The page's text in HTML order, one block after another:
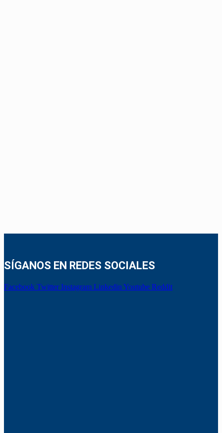
SÍGANOS EN REDES SOCIALES
Facebook Twitter Instagram Linkedin Youtube Reddit